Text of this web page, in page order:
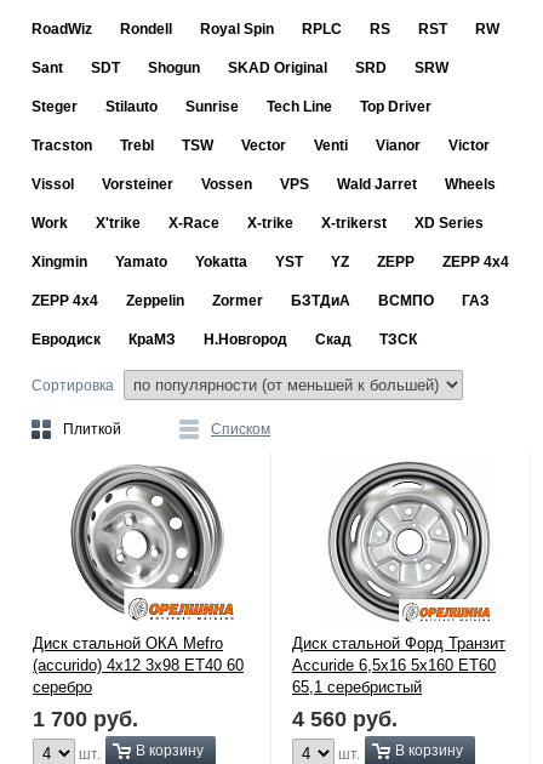
RoadWiz Rondell Royal Spin RPLC RS RST RW
Sant SDT Shogun SKAD Original SRD SRW
Steger Stilauto Sunrise Tech Line Top Driver
Tracston Trebl TSW Vector Venti Vianor Victor
Vissol Vorsteiner Vossen VPS Wald Jarret Wheels
Work X'trike X-Race X-trike X-trikerst XD Series
Xingmin Yamato Yokatta YST YZ ZEPP ZEPP 4x4
ZEPP 4х4 Zeppelin Zormer БЗТДиА ВСМПО ГАЗ
Евродиск КраМЗ Н.Новгород Скад ТЗСК
Сортировка
Плиткой Списком
Диск стальной ОКА Mefro
(accurido) 4х12 3х98 ET40 60
серебро
1 700 руб.
шт. В корзину
Диск стальной Форд Транзит
Accuride 6,5х16 5х160 ЕТ60
65,1 серебристый
4 560 руб.
шт. В корзину